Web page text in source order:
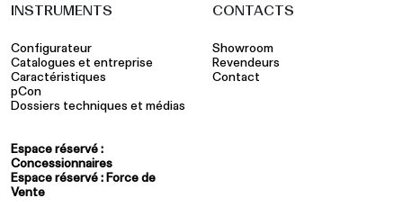
INSTRUMENTS
Configurateur
Catalogues et entreprise
Caractéristiques
pCon
Dossiers techniques et médias
Espace réservé :
Concessionnaires
Espace réservé : Force de
Vente
CONTACTS
Showroom
Revendeurs
Contact